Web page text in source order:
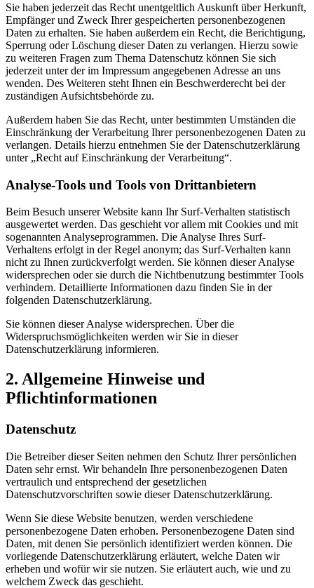
Sie haben jederzeit das Recht unentgeltlich Auskunft über Herkunft,
Empfänger und Zweck Ihrer gespeicherten personenbezogenen
Daten zu erhalten. Sie haben außerdem ein Recht, die Berichtigung,
Sperrung oder Löschung dieser Daten zu verlangen. Hierzu sowie
zu weiteren Fragen zum Thema Datenschutz können Sie sich
jederzeit unter der im Impressum angegebenen Adresse an uns
wenden. Des Weiteren steht Ihnen ein Beschwerderecht bei der
zuständigen Aufsichtsbehörde zu.
Außerdem haben Sie das Recht, unter bestimmten Umständen die
Einschränkung der Verarbeitung Ihrer personenbezogenen Daten zu
verlangen. Details hierzu entnehmen Sie der Datenschutzerklärung
unter „Recht auf Einschränkung der Verarbeitung“.
Analyse-Tools und Tools von Drittanbietern
Beim Besuch unserer Website kann Ihr Surf-Verhalten statistisch
ausgewertet werden. Das geschieht vor allem mit Cookies und mit
sogenannten Analyseprogrammen. Die Analyse Ihres Surf-
Verhaltens erfolgt in der Regel anonym; das Surf-Verhalten kann
nicht zu Ihnen zurückverfolgt werden. Sie können dieser Analyse
widersprechen oder sie durch die Nichtbenutzung bestimmter Tools
verhindern. Detaillierte Informationen dazu finden Sie in der
folgenden Datenschutzerklärung.
Sie können dieser Analyse widersprechen. Über die
Widerspruchsmöglichkeiten werden wir Sie in dieser
Datenschutzerklärung informieren.
2. Allgemeine Hinweise und
Pflichtinformationen
Datenschutz
Die Betreiber dieser Seiten nehmen den Schutz Ihrer persönlichen
Daten sehr ernst. Wir behandeln Ihre personenbezogenen Daten
vertraulich und entsprechend der gesetzlichen
Datenschutzvorschriften sowie dieser Datenschutzerklärung.
Wenn Sie diese Website benutzen, werden verschiedene
personenbezogene Daten erhoben. Personenbezogene Daten sind
Daten, mit denen Sie persönlich identifiziert werden können. Die
vorliegende Datenschutzerklärung erläutert, welche Daten wir
erheben und wofür wir sie nutzen. Sie erläutert auch, wie und zu
welchem Zweck das geschieht.